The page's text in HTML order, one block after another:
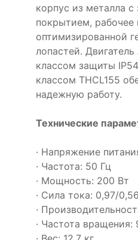
корпус из металла
покрытием, рабочее
оптимизированной
лопастей. Двигатель
классом защиты
классом THCL155
надежную работу.
Технические
· Напряжение
· Частота: 50 Гц
· Мощность: 200 Вт
· Сила тока: 0,97/
·
· Частота